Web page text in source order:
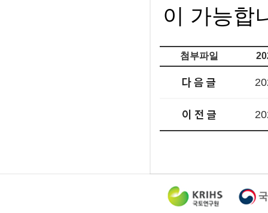
이 가능합
첨부파일